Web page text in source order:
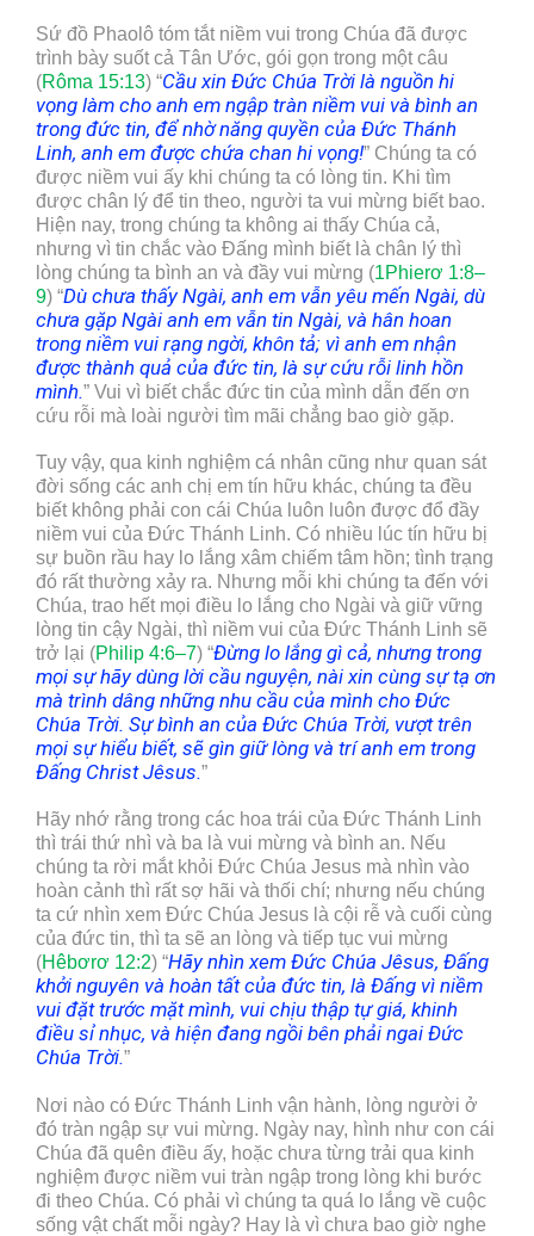
Sứ đồ Phaolô tóm tắt niềm vui trong Chúa đã được
trình bày suốt cả Tân Ước, gói gọn trong một câu
(Rôma 15:13) “Cầu xin Đức Chúa Trời là nguồn hi
vọng làm cho anh em ngập tràn niềm vui và bình an
trong đức tin, để nhờ năng quyền của Đức Thánh
Linh, anh em được chứa chan hi vọng!” Chúng ta có
được niềm vui ấy khi chúng ta có lòng tin. Khi tìm
được chân lý để tin theo, người ta vui mừng biết bao.
Hiện nay, trong chúng ta không ai thấy Chúa cả,
nhưng vì tin chắc vào Đấng mình biết là chân lý thì
lòng chúng ta bình an và đầy vui mừng (1Phierơ 1:8–
9) “Dù chưa thấy Ngài, anh em vẫn yêu mến Ngài, dù
chưa gặp Ngài anh em vẫn tin Ngài, và hân hoan
trong niềm vui rạng ngời, khôn tả; vì anh em nhận
được thành quả của đức tin, là sự cứu rỗi linh hồn
mình.” Vui vì biết chắc đức tin của mình dẫn đến ơn
cứu rỗi mà loài người tìm mãi chẳng bao giờ gặp.
Tuy vậy, qua kinh nghiệm cá nhân cũng như quan sát
đời sống các anh chị em tín hữu khác, chúng ta đều
biết không phải con cái Chúa luôn luôn được đổ đầy
niềm vui của Đức Thánh Linh. Có nhiều lúc tín hữu bị
sự buồn rầu hay lo lắng xâm chiếm tâm hồn; tình trạng
đó rất thường xảy ra. Nhưng mỗi khi chúng ta đến với
Chúa, trao hết mọi điều lo lắng cho Ngài và giữ vững
lòng tin cậy Ngài, thì niềm vui của Đức Thánh Linh sẽ
trở lại (Philip 4:6–7) “Đừng lo lắng gì cả, nhưng trong
mọi sự hãy dùng lời cầu nguyện, nài xin cùng sự tạ ơn
mà trình dâng những nhu cầu của mình cho Đức
Chúa Trời. Sự bình an của Đức Chúa Trời, vượt trên
mọi sự hiểu biết, sẽ gìn giữ lòng và trí anh em trong
Đấng Christ Jêsus.”
Hãy nhớ rằng trong các hoa trái của Đức Thánh Linh
thì trái thứ nhì và ba là vui mừng và bình an. Nếu
chúng ta rời mắt khỏi Đức Chúa Jesus mà nhìn vào
hoàn cảnh thì rất sợ hãi và thối chí; nhưng nếu chúng
ta cứ nhìn xem Đức Chúa Jesus là cội rễ và cuối cùng
của đức tin, thì ta sẽ an lòng và tiếp tục vui mừng
(Hêbơrơ 12:2) “Hãy nhìn xem Đức Chúa Jêsus, Đấng
khởi nguyên và hoàn tất của đức tin, là Đấng vì niềm
vui đặt trước mặt mình, vui chịu thập tự giá, khinh
điều sỉ nhục, và hiện đang ngồi bên phải ngai Đức
Chúa Trời.”
Nơi nào có Đức Thánh Linh vận hành, lòng người ở
đó tràn ngập sự vui mừng. Ngày nay, hình như con cái
Chúa đã quên điều ấy, hoặc chưa từng trải qua kinh
nghiệm được niềm vui tràn ngập trong lòng khi bước
đi theo Chúa. Có phải vì chúng ta quá lo lắng về cuộc
sống vật chất mỗi ngày? Hay là vì chưa bao giờ nghe